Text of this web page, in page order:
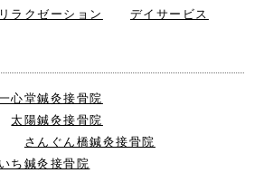
リラクゼーション デイサービス
心堂鍼灸接骨院
太陽鍼灸接骨院
さんぐん橋鍼灸接骨院
ち鍼灸接骨院